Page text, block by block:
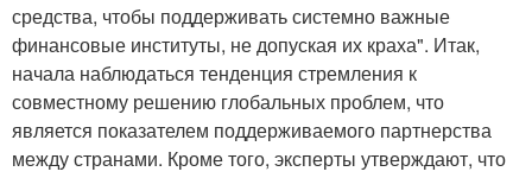
средства, чтобы поддерживать системно важные
финансовые институты, не допуская их краха". Итак,
начала наблюдаться тенденция стремления к
совместному решению глобальных проблем, что
является показателем поддерживаемого партнерства
между странами. Кроме того, эксперты утверждают, что